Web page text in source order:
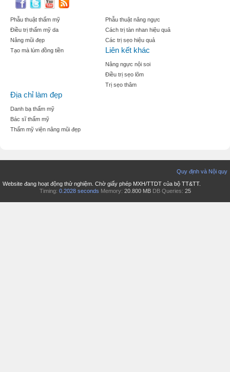
Phẫu thuật thẩm mỹ
Điều trị thẩm mỹ da
Nâng mũi đẹp
Tạo mà lúm đồng tiền
Phẫu thuật nâng ngực
Cách trị tàn nhan hiệu quả
Các trị sẹo hiệu quả
Liên kết khác
Nâng ngực nội soi
Điều trị sẹo lõm
Trị sẹo thâm
Địa chỉ làm đẹp
Danh bạ thẩm mỹ
Bác sĩ thẩm mỹ
Thẩm mỹ viện nâng mũi đẹp
Quy định và Nội quy
Website đang hoạt động thử nghiệm. Chờ giấy phép MXH/TTDT của bộ TT&TT.
Timing: 0.2028 seconds Memory: 20.800 MB DB Queries: 25